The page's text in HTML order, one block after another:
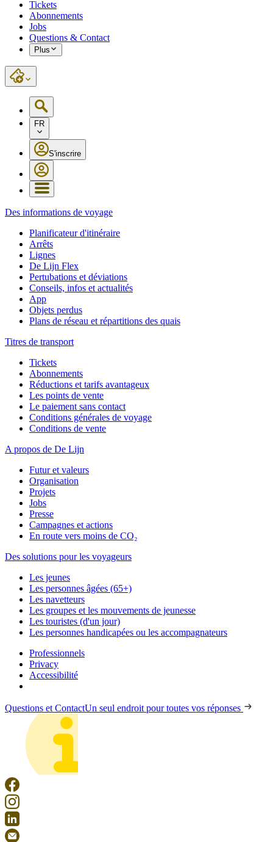
Tickets
Abonnements
Jobs
Questions & Contact
Plus
FR
S'inscrire
Des informations de voyage
Planificateur d'itinéraire
Arrêts
Lignes
De Lijn Flex
Pertubations et déviations
Conseils, infos et actualités
App
Objets perdus
Plans de réseau et répartitions des quais
Titres de transport
Tickets
Abonnements
Réductions et tarifs avantageux
Les points de vente
Le paiement sans contact
Conditions générales de voyage
Conditions de vente
A propos de De Lijn
Futur et valeurs
Organisation
Projets
Jobs
Presse
Campagnes et actions
En route vers moins de CO₂
Des solutions pour les voyageurs
Les jeunes
Les personnes âgées (65+)
Les navetteurs
Les groupes et les mouvements de jeunesse
Les touristes (d'un jour)
Les personnes handicapées ou les accompagnateurs
Professionnels
Privacy
Accessibilité
Questions et ContactUn seul endroit pour toutes vos réponses